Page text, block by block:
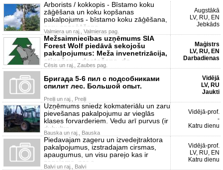
Arborists / kokkopis - Bīstamo koku
zāģēšana un koku kopšanas
pakalpojums - bīstamo koku zāģēšana,
zaru apzaģēšana
Valmiera un raj., Valmieras pag.
Augstākā
LV, RU, EN
Jebkāds
Mežsaimniecības uzņēmums SIA
Forest Wolf piedāvā sekojošu
pakalpojumus: Meža invenetrizācija,
stigošana, dastošana, do
Cēsis un raj., Zaubes pag.
Maģistrs
LV, RU, EN
Darbadienas
Бригада 5-6 пил с подсобниками
спилит лес. Большой опыт.
Preiļi un raj., Preiļi
Vidējā
LV, RU
Jaukti
Uzņēmums sniedz kokmateriālu un zaru
pievešanas pakalpojumu ar vieglās
klases forvarderiem. Vedu arī purvus (ir
dubultra
Bauska un raj., Bauska
Vidējā-prof.
-
Katru dienu
Piedavajam zageru un izvedejtraktora
pakalpojumus, izstradajam cirsmas,
apaugumus, un visu parejo kas ir
zagejams, par c
Balvi un raj., Balvi
Vidējā-prof.
LV, RU, EN
Katru dienu